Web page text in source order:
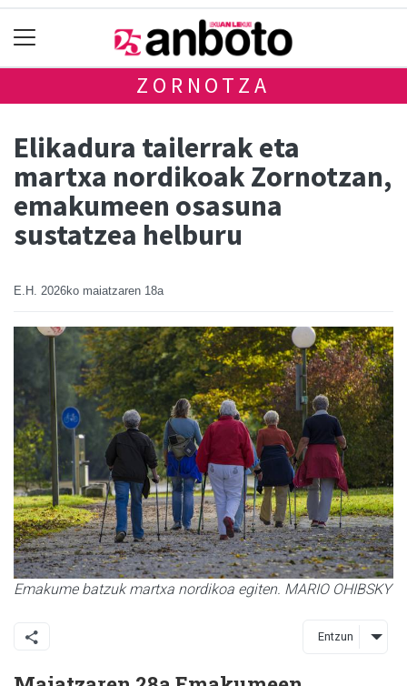
ZORNOTZA
Elikadura tailerrak eta
martxa nordikoak Zornotzan,
emakumeen osasuna
sustatzea helburu
E.H. 2026ko maiatzaren 18a
Emakume batzuk martxa nordikoa egiten. MARIO OHIBSKY
Entzun